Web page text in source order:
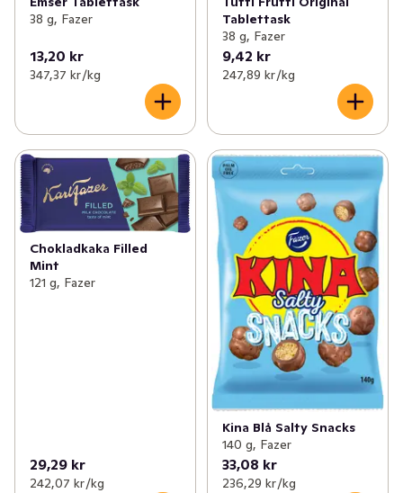
38 g, Fazer
13,20 kr
347,37 kr /kg
Tablettask
38 g, Fazer
9,42 kr
247,89 kr /kg
Chokladkaka Filled
Mint
121 g, Fazer
29,29 kr
242,07 kr /kg
Kina Blå Salty Snacks
140 g, Fazer
33,08 kr
236,29 kr /kg